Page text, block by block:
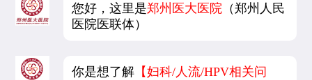
您好，这里是郑州医大医院 （郑州人民
医院医联体）
你是想了解 【妇科/人流/HPV相关问